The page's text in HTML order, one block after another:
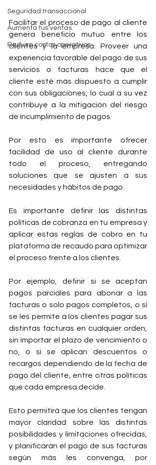
Seguridad transaccional
Aumenta tus ventas
Reduce costos operativos
Facilitar el proceso de pago al cliente
genera beneficio mutuo entre los
clientes y la empresa. Proveer una
experiencia favorable del pago de sus
servicios o facturas hace que el
cliente esté más dispuesto a cumplir
con sus obligaciones, lo cual a su vez
contribuye a la mitigación del riesgo
de incumplimiento de pagos.
Por esto es importante ofrecer
facilidad de uso al cliente durante
todo el proceso, entregando
soluciones que se ajusten a sus
necesidades y hábitos de pago.
Es importante definir las distintas
políticas de cobranza en tu empresa y
aplicar estas reglas de cobro en tu
plataforma de recaudo para optimizar
el proceso frente a los clientes.
Por ejemplo, definir si se aceptan
pagos parciales para abonar a las
facturas o solo pagos completos, o si
se les permite a los clientes pagar sus
distintas facturas en cualquier orden,
sin importar el plazo de vencimiento o
no, o si se aplican descuentos o
recargos dependiendo de la fecha de
pago del cliente, entre otras políticas
que cada empresa decide.
Esto permitirá que los clientes tengan
mayor claridad sobre las distintas
posibilidades y limitaciones ofrecidas,
y planificarán el pago de sus facturas
según más les convenga, por